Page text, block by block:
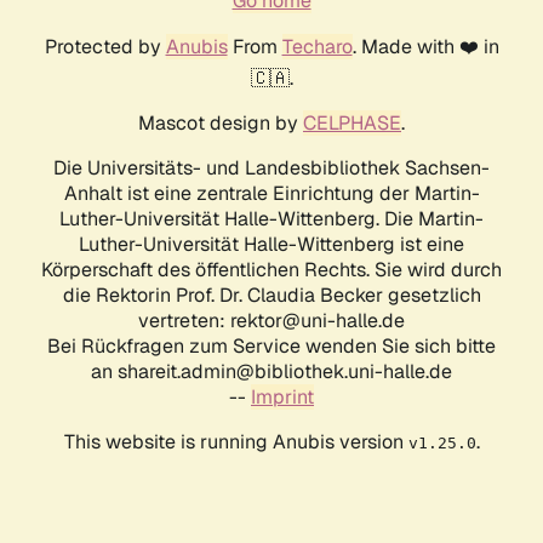
Protected by AnubisFrom Techaro. Made with ❤️ in
🇨🇦.
Mascot design by CELPHASE.
Die Universitäts- und Landesbibliothek Sachsen-
Anhalt ist eine zentrale Einrichtung der Martin-
Luther-Universität Halle-Wittenberg. Die Martin-
Luther-Universität Halle-Wittenberg ist eine
Körperschaft des öffentlichen Rechts. Sie wird durch
die Rektorin Prof. Dr. Claudia Becker gesetzlich
vertreten: rektor@uni-halle.de
Bei Rückfragen zum Service wenden Sie sich bitte
an shareit.admin@bibliothek.uni-halle.de
-- Imprint
This website is running Anubis version v1.25.0.